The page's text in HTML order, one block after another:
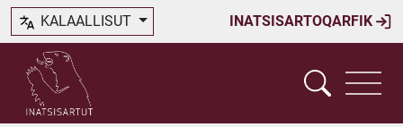
INATSISARTOQARFIK
KALAALLISUT